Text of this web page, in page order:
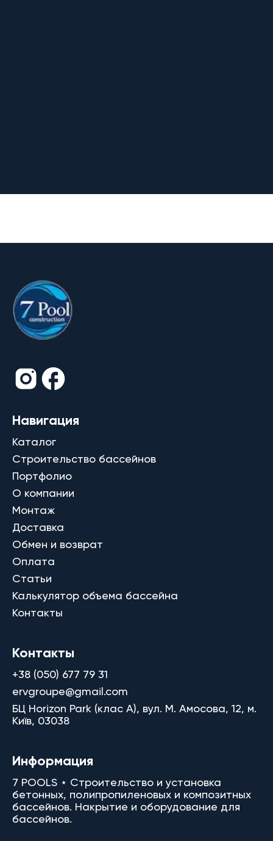
Навигация
Каталог
Строительство бассейнов
Портфолио
О компании
Монтаж
Доставка
Обмен и возврат
Оплата
Статьи
Калькулятор объема бассейна
Контакты
Контакты
+38 (050) 677 79 31
ervgroupe@gmail.com
БЦ Horizon Park (клас A), вул. М. Амосова, 12, м.
Київ, 03038
Информация
7 POOLS ⋆ Строительство и установка
бетонных, полипропиленовых и композитных
бассейнов. Накрытие и оборудование для
бассейнов.